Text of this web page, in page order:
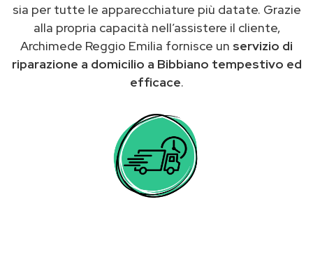
sia per tutte le apparecchiature più datate. Grazie
alla propria capacità nell’assistere il cliente,
Archimede Reggio Emilia fornisce un servizio di
riparazione a domicilio a Bibbiano tempestivo ed
efficace.